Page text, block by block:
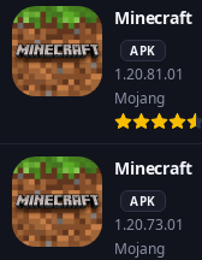
Minecraft
APK
1.20.81.01
Mojang
Minecraft
APK
1.20.73.01
Mojang